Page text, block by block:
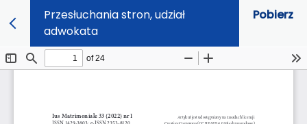
Przesłuchania stron, udział
adwokata
Pobierz